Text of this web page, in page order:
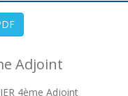
Adjoint
4ème Adjoint